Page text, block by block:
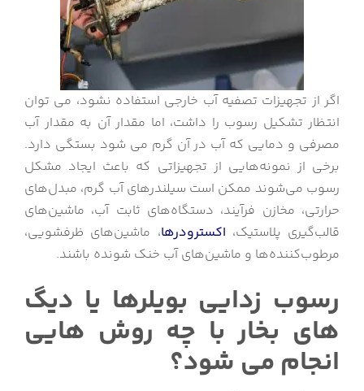
اگر از تجهیزات تصفیه آب خارجی استفاده نشود، می توان
انتظار تشکیل رسوب را داشت، اما مقدار آن به مقدار آب
مصرفی و دمایی که آب در آن گرم می شود بستگی دارد.
برخی از نمونه‌هایی از تجهیزاتی که باعث ایجاد مشکل
رسوب می‌شوند ممکن است سیلندرهای آب گرم، مبدل‌های
حرارتی، مخازن فرآیند، دستگاه‌های ثابت آب، ماشین‌های
قالب‌گیری پلاستیک، اکسترودرها، ماشین‌های ظرفشویی،
مرطوب‌کننده‌ها و ماشین‌های آب خنک شونده باشند.
رسوب زدایی بویلرها یا دیگ
های بخار با چه روش هایی
انجام می شود؟